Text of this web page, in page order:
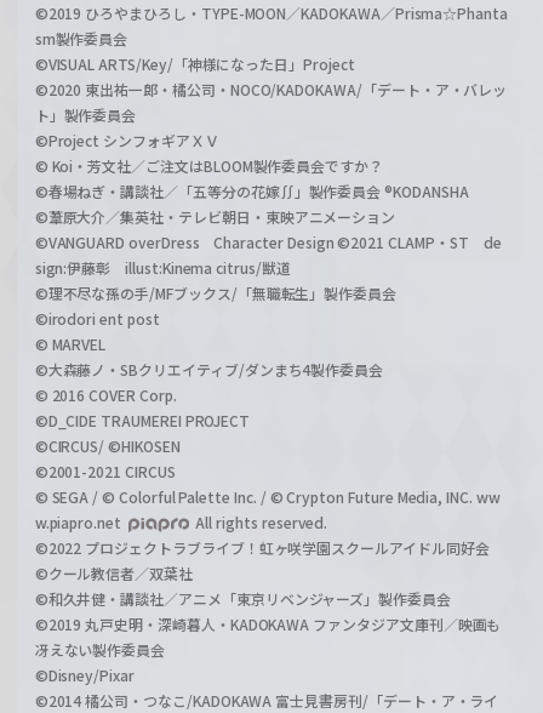
©2019 ひろやまひろし・TYPE-MOON／KADOKAWA／Prisma☆Phanta
sm製作委員会
©VISUAL ARTS/Key/「神様になった日」Project
©2020 東出祐一郎・橘公司・NOCO/KADOKAWA/「デート・ア・バレッ
ト」製作委員会
©Project シンフォギアＸＶ
© Koi・芳文社／ご注文はBLOOM製作委員会ですか？
©春場ねぎ・講談社／「五等分の花嫁∬」製作委員会 ®KODANSHA
©葦原大介／集英社・テレビ朝日・東映アニメーション
©VANGUARD overDress Character Design ©2021 CLAMP・ST de
sign:伊藤彰 illust:Kinema citrus/獣道
©理不尽な孫の手/MFブックス/「無職転生」製作委員会
©irodori ent post
© MARVEL
©大森藤ノ・SBクリエイティブ/ダンまち4製作委員会
© 2016 COVER Corp.
©D_CIDE TRAUMEREI PROJECT
©CIRCUS/ ©HIKOSEN
©2001-2021 CIRCUS
© SEGA / © Colorful Palette Inc. / © Crypton Future Media, INC. ww
w.piapro.net
All rights reserved.
©2022 プロジェクトラブライブ！虹ヶ咲学園スクールアイドル同好会
©クール教信者／双葉社
©和久井健・講談社／アニメ「東京リベンジャーズ」製作委員会
©2019 丸戸史明・深崎暮人・KADOKAWA ファンタジア文庫刊／映画も
冴えない製作委員会
©Disney/Pixar
©2014 橘公司・つなこ/KADOKAWA 富士見書房刊/「デート・ア・ライ